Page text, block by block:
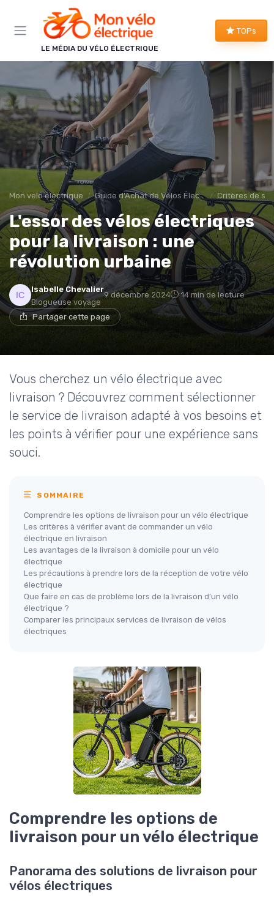
LE MÉDIA DU VÉLO ÉLECTRIQUE
TOPs
Mon velo electrique Guide d'Achat de Vélos Électriques Critères de
L'essor des vélos électriques
pour la livraison : une
révolution urbaine
Isabelle Chevalier
Blogueuse voyage
9 décembre 2024 14 min de lecture
Partager cette page
Vous cherchez un vélo électrique avec
livraison ? Découvrez comment sélectionner
le service de livraison adapté à vos besoins et
les points à vérifier pour une expérience sans
souci.
SOMMAIRE
Comprendre les options de livraison pour un vélo électrique
Les critères à vérifier avant de commander un vélo
électrique en livraison
Les avantages de la livraison à domicile pour un vélo
électrique
Les précautions à prendre lors de la réception de votre vélo
électrique
Que faire en cas de problème lors de la livraison d’un vélo
électrique ?
Comparer les principaux services de livraison de vélos
électriques
Comprendre les options de
livraison pour un vélo électrique
Panorama des solutions de livraison pour
vélos électriques
Panneau de gestion des cookies